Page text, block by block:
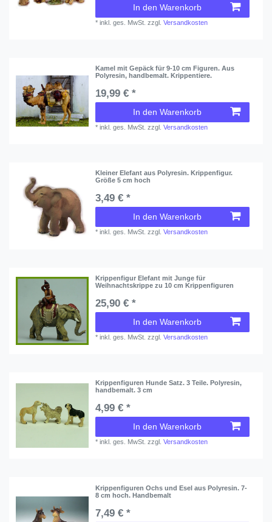
In den Warenkorb
*inkl. ges. MwSt. zzgl.Versandkosten
Kamel mit Gepäck für 9-10 cm Figuren. Aus
Polyresin, handbemalt. Krippentiere.
19,99 € *
In den Warenkorb
*inkl. ges. MwSt. zzgl.Versandkosten
Kleiner Elefant aus Polyresin. Krippenfigur.
Größe 5 cm hoch
3,49 € *
In den Warenkorb
*inkl. ges. MwSt. zzgl.Versandkosten
Krippenfigur Elefant mit Junge für
Weihnachtskrippe zu 10 cm Krippenfiguren
25,90 € *
In den Warenkorb
*inkl. ges. MwSt. zzgl.Versandkosten
Krippenfiguren Hunde Satz. 3 Teile. Polyresin,
handbemalt. 3 cm
4,99 € *
In den Warenkorb
*inkl. ges. MwSt. zzgl.Versandkosten
Krippenfiguren Ochs und Esel aus Polyresin. 7-
8 cm hoch. Handbemalt
7,49 € *